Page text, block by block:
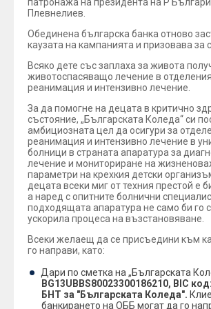
Плевнелиев.
Обединена българска банка отново
каузата на кампанията и призовава за
Всяко дете със заплаха за живота
животоспасяващо лечение в
реанимация и интензивно лечение.
За да помогне на децата в критично
състояние, „Българската Коледа“ си
амбициозната цел да осигури за
реанимация и интензивно лечение в
болници в страната апаратура за
лечение и мониториране на
параметри на крехкия детски
децата всеки миг от техния престой е
а наред с опитните болнични
подходящата апаратура не само би го
ускорила процеса на възстановяване.
Всеки желаещ да се присъедини към
го направи, като:
Дари по сметка на „Българската
BG13UBBS80023300186210, BIC
БНТ за "Българската Коледа".
банкирането на ОББ могат да го